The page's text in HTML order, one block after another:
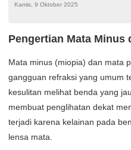
Kamis, 9 Oktober 2025
Pengertian Mata Minus
Mata minus (miopia) dan mata
gangguan refraksi yang umum
kesulitan melihat benda yang
membuat penglihatan dekat
terjadi karena kelainan pada
lensa mata.